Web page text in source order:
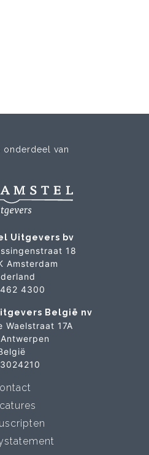
onderdeel van
Uitgevers bv
18
Amsterdam
4300
België nv
Waelstraat 17A